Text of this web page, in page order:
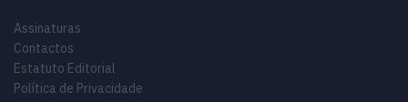
Assinaturas
Contactos
Estatuto Editorial
Política de Privacidade